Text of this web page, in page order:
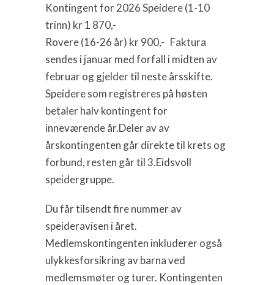
Kontingent for2026 Speidere (1-10
trinn) kr 1 870,-
Rovere (16-26 år) kr 900,- Faktura
sendes i januar med forfall i midten av
februar og gjelder til neste årsskifte.
Speidere som registreres på høsten
betaler halv kontingent for
inneværende år.Deler av av
årskontingenten går direkte til krets og
forbund, resten går til 3.Eidsvoll
speidergruppe.
Du får tilsendt fire nummer av
speideravisen i året.
Medlemskontingenten inkluderer også
ulykkesforsikring av barna ved
medlemsmøter og turer. Kontingenten